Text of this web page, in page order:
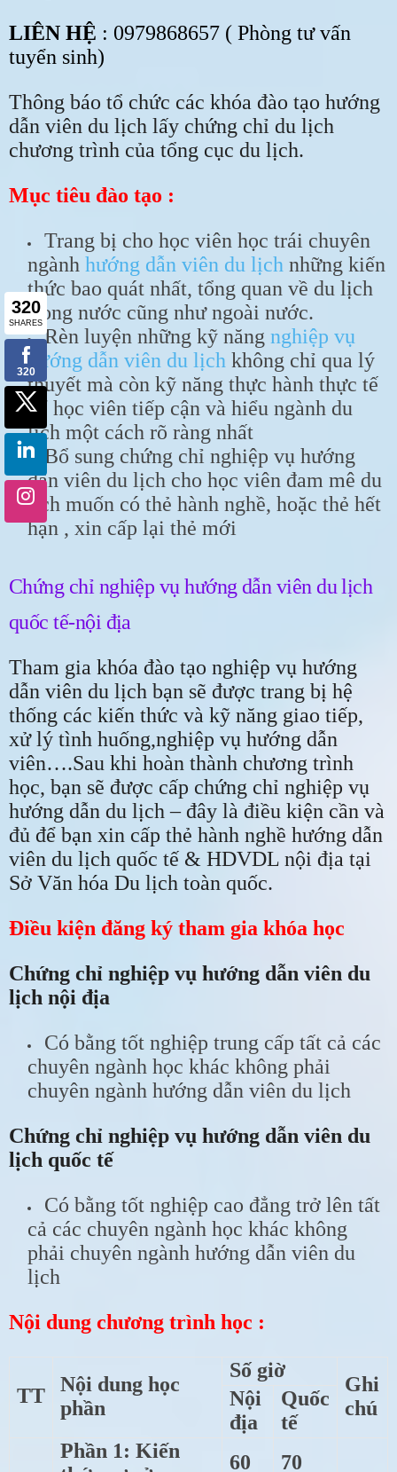
LIÊN HỆ : 0979868657 ( Phòng tư vấn
tuyển sinh)
Thông báo tổ chức các khóa đào tạo hướng
dẫn viên du lịch lấy chứng chỉ du lịch
chương trình của tổng cục du lịch.
Mục tiêu đào tạo :
Trang bị cho học viên học trái chuyên
ngành hướng dẫn viên du lịch những kiến
thức bao quát nhất, tổng quan về du lịch
trong nước cũng như ngoài nước.
Rèn luyện những kỹ năng nghiệp vụ
hướng dẫn viên du lịch không chỉ qua lý
thuyết mà còn kỹ năng thực hành thực tế
để học viên tiếp cận và hiểu ngành du
lịch một cách rõ ràng nhất
Bổ sung chứng chỉ nghiệp vụ hướng
dẫn viên du lịch cho học viên đam mê du
lịch muốn có thẻ hành nghề, hoặc thẻ hết
hạn , xin cấp lại thẻ mới
Chứng chỉ nghiệp vụ hướng dẫn viên du lịch
quốc tế-nội địa
Tham gia khóa đào tạo nghiệp vụ hướng
dẫn viên du lịch bạn sẽ được trang bị hệ
thống các kiến thức và kỹ năng giao tiếp,
xử lý tình huống,nghiệp vụ hướng dẫn
viên….Sau khi hoàn thành chương trình
học, bạn sẽ được cấp chứng chỉ nghiệp vụ
hướng dẫn du lịch – đây là điều kiện cần và
đủ để bạn xin cấp thẻ hành nghề hướng dẫn
viên du lịch quốc tế & HDVDL nội địa tại
Sở Văn hóa Du lịch toàn quốc.
Điều kiện đăng ký tham gia khóa học
Chứng chỉ nghiệp vụ hướng dẫn viên du
lịch nội địa
Có bằng tốt nghiệp trung cấp tất cả các
chuyên ngành học khác không phải
chuyên ngành hướng dẫn viên du lịch
Chứng chỉ nghiệp vụ hướng dẫn viên du
lịch quốc tế
Có bằng tốt nghiệp cao đẳng trở lên tất
cả các chuyên ngành học khác không
phải chuyên ngành hướng dẫn viên du
lịch
Nội dung chương trình học :
TT
Nội dung học
phần
Số giờ
Ghi
chú
Nội
địa
Quốc
tế
Phần 1: Kiến
60 70